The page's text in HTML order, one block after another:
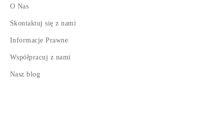
O Nas
Skontaktuj się z nami
Informacje Prawne
Współpracuj z nami
Nasz blog